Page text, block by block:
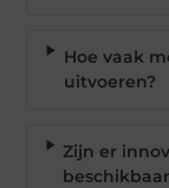
Hoe vaak
uitvoeren?
Zijn er